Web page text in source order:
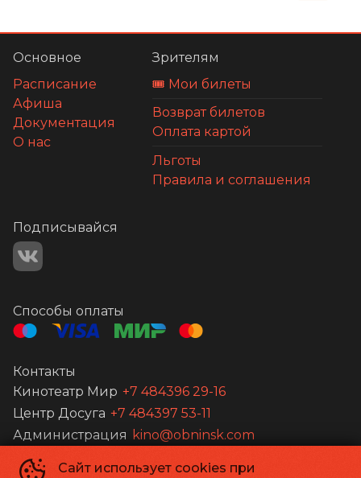
Сайт использует cookies при
Основное
Расписание
Афиша
Документация
О нас
Зрителям
🎟️ Мои билеты
Возврат билетов
Оплата картой
Льготы
Правила и соглашения
Подписывайся
Способы оплаты
Контакты
Кинотеатр Мир +7 484396 29-16
Центр Досуга +7 484397 53-11
Администрация kino@obninsk.com